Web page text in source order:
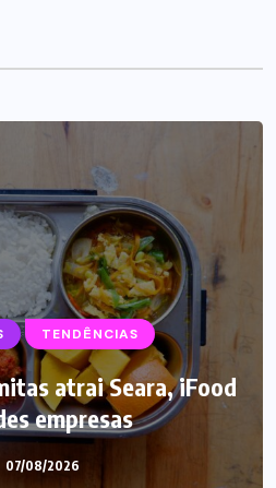
TENDÊNCIAS
atrai Seara, iFood
empresas
07/08/2026
campanha para o
dos Pais
07/08/2026